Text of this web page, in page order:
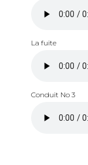
La fuite
Conduit No 3